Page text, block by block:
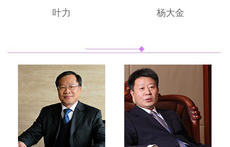
叶力 杨大金